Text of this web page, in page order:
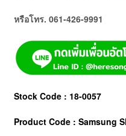
หรือโทร. 061-426-9991
Stock Code : 18-0057
Product Code : Samsung